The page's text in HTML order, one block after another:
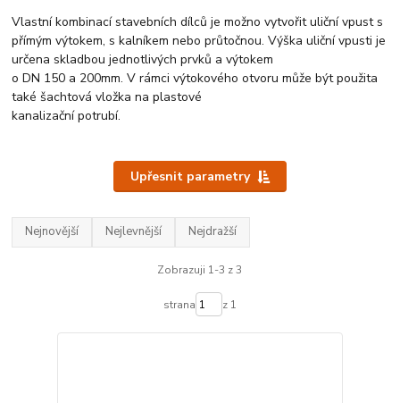
Vlastní kombinací stavebních dílců je možno vytvořit uliční vpust s
přímým výtokem, s kalníkem nebo průtočnou. Výška uliční vpusti je
určena skladbou jednotlivých prvků a výtokem
o DN 150 a 200mm. V rámci výtokového otvoru může být použita
také šachtová vložka na plastové
kanalizační potrubí.
Upřesnit parametry
Nejnovější Nejlevnější Nejdražší
Zobrazuji 1-3 z 3
strana z 1